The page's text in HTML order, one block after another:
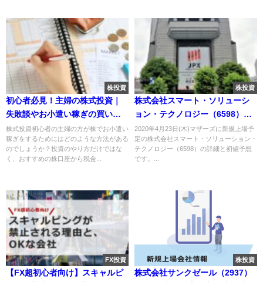
株投資
初心者必見！主婦の株式投資｜
失敗談やお小遣い稼ぎの買い方
のコツ,保有銘柄,おすすめ投資ブ
ログを紹介
株式投資初心者の主婦の方が株でお小遣い
稼ぎをするためにはどのような方法がある
のでしょうか？投資のやり方だけではな
く、おすすめの株口座から税金...
株投資
株式会社スマート・ソリューシ
ョン・テクノロジー（6598）の
IPO～初値予想と新規上場情報～
2020年4月23日(木)マザーズに新規上場予
定の株式会社スマート・ソリューション・
テクノロジー（6598）の詳細と初値予想
です。...
FX投資
【FX超初心者向け】スキャルピ
株投資
株式会社サンクゼール（2937）